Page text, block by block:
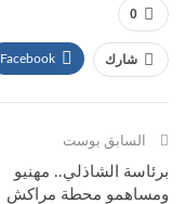
0
شارك Facebook
البريد الإلكتروني
السابق بوست
برئاسة الشاذلي.. مهنيو
ومساهمو محطة مراكش